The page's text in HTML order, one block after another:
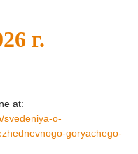
г.
at:
svedeniya-o-
goryachego-